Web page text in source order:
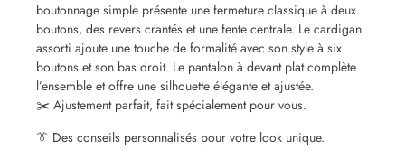
boutonnage simple présente une fermeture classique à deux
boutons, des revers crantés et une fente centrale. Le cardigan
assorti ajoute une touche de formalité avec son style à six
boutons et son bas droit. Le pantalon à devant plat complète
l’ensemble et offre une silhouette élégante et ajustée.
✂️ Ajustement parfait, fait spécialement pour vous.
👔 Des conseils personnalisés pour votre look unique.